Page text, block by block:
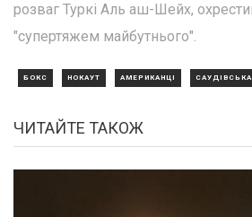
розваг Туркі Аль аш-Шейх,
"супертяжем майбутнього".
БОКС НОКАУТ АМЕРИКАНЦІ САУДІВСЬКА
ЧИТАЙТЕ ТАКОЖ